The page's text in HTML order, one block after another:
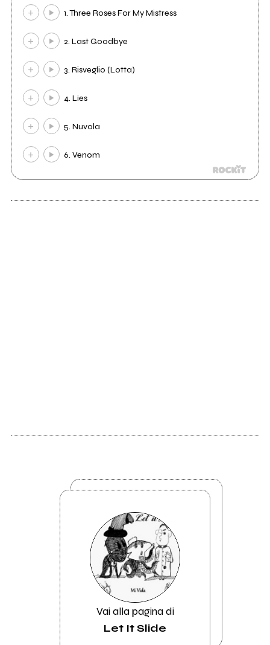
1. Three Roses For My Mistress
2. Last Goodbye
3. Risveglio (Lotta)
4. Lies
5. Nuvola
6. Venom
Vai alla pagina di
Let It Slide